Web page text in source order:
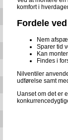
komfort i
Fordele
Nem
Sparer tid
Kan
Findes i
Nilventiler
udførelse samt
Uanset om det er